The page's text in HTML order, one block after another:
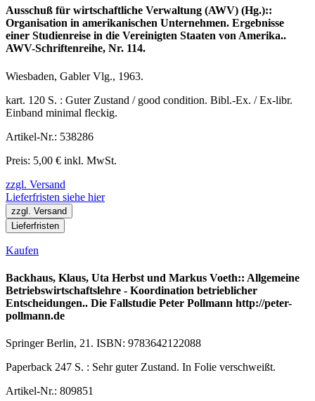
Ausschuß für wirtschaftliche Verwaltung (AWV) (Hg.)::
Organisation in amerikanischen Unternehmen. Ergebnisse
einer Studienreise in die Vereinigten Staaten von Amerika..
AWV-Schriftenreihe, Nr. 114.
Wiesbaden, Gabler Vlg., 1963.
kart. 120 S. : Guter Zustand / good condition. Bibl.-Ex. / Ex-libr.
Einband minimal fleckig.
Artikel-Nr.: 538286
Preis: 5,00 € inkl. MwSt.
zzgl. Versand
Lieferfristen siehe hier
zzgl. Versand
Lieferfristen
Kaufen
Backhaus, Klaus, Uta Herbst und Markus Voeth:: Allgemeine
Betriebswirtschaftslehre - Koordination betrieblicher
Entscheidungen.. Die Fallstudie Peter Pollmann http://peter-
pollmann.de
Springer Berlin, 21. ISBN: 9783642122088
Paperback 247 S. : Sehr guter Zustand. In Folie verschweißt.
Artikel-Nr.: 809851